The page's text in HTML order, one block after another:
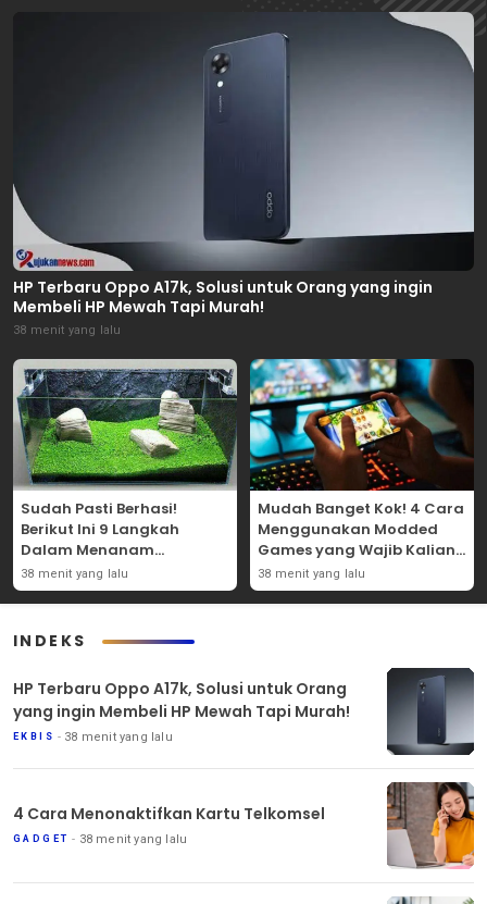
HP Terbaru Oppo A17k, Solusi untuk Orang yang ingin
Membeli HP Mewah Tapi Murah!
38 menit yang lalu
Sudah Pasti Berhasi!
Berikut Ini 9 Langkah
Dalam Menanam
Tanaman Carpet Seed Di
Aquascape!
38 menit yang lalu
Mudah Banget Kok! 4 Cara
Menggunakan Modded
Games yang Wajib Kalian
Coba Sendiri!
38 menit yang lalu
INDEKS
HP Terbaru Oppo A17k, Solusi untuk Orang
yang ingin Membeli HP Mewah Tapi Murah!
EKBIS 38 menit yang lalu
4 Cara Menonaktifkan Kartu Telkomsel
GADGET 38 menit yang lalu